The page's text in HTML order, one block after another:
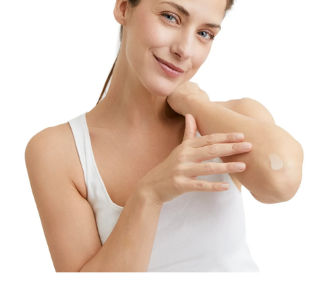
mitrina sausu un ļoti sausu ādu. Šis maigais,
patīkamais krēms, kas ir pieejams praktiskā 450 ml
burkā visa ķermeņa kopšanai, nostiprina ādas dabīgo
aizsargbarjeru, padarot ādu maigu un gludu un līdz
pat 48 stundām pasargājot ādu no izžūšanas. Krēms ir
piemērots nobriedušai ādai un ādas kopšanai
psoriāzes un diabēta gadījumā. To var lietot arī ādas
papildu kopšanai ārstēšanās laikā.